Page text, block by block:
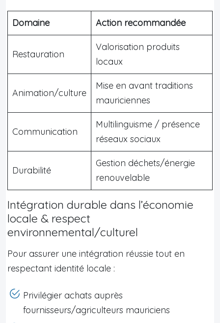
Domaine Action recommandée
Restauration
Valorisation produits
locaux
Animation/culture
Mise en avant traditions
mauriciennes
Communication
Multilinguisme / présence
réseaux sociaux
Durabilité
Gestion déchets/énergie
renouvelable
Intégration durable dans l’économie
locale & respect
environnemental/culturel
Pour assurer une intégration réussie tout en
respectant identité locale :
Privilégier achats auprès
fournisseurs/agriculteurs mauriciens